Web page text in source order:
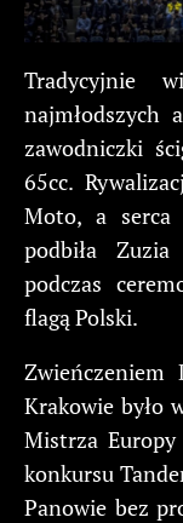
Tradycyjnie
najmłodszych
zawodniczki
65cc.
Moto, a
podbiła
podczas
flagą Polski.
Krakowie było
Mistrza
konkursu
Panowie bez